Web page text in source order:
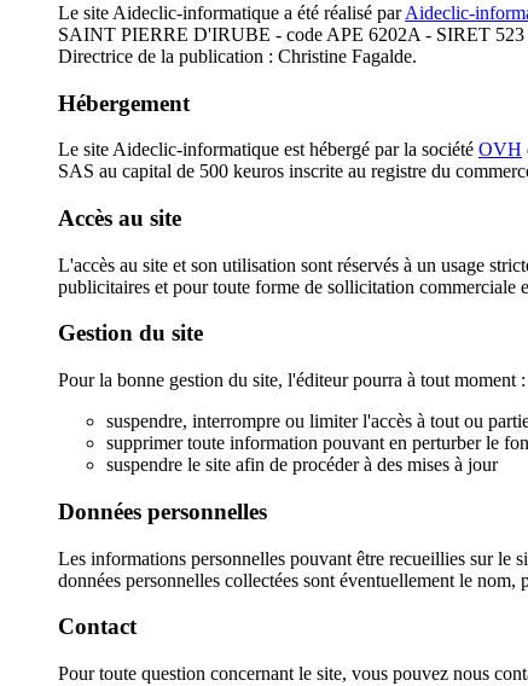
Le site Aideclic-informatique a été réalisé parAideclic-
SAINT PIERRE D'IRUBE - code APE 6202A - SIRET 523
Directrice de la publication : Christine Fagalde.
Hébergement
Le site Aideclic-informatique est hébergé par la société OVH
SAS au capital de 500 keuros inscrite au registre du
Accès au site
L'accès au site et son utilisation sont réservés à un usage
publicitaires et pour toute forme de sollicitation commerciale
Gestion du site
Pour la bonne gestion du site, l'éditeur pourra à tout moment :
suspendre, interrompre ou limiter l'accès à tout ou
supprimer toute information pouvant en perturber le
suspendre le site afin de procéder à des mises à jour
Données personnelles
Les informations personnelles pouvant être recueillies sur le
données personnelles collectées sont éventuellement le
Contact
Pour toute question concernant le site, vous pouvez nous